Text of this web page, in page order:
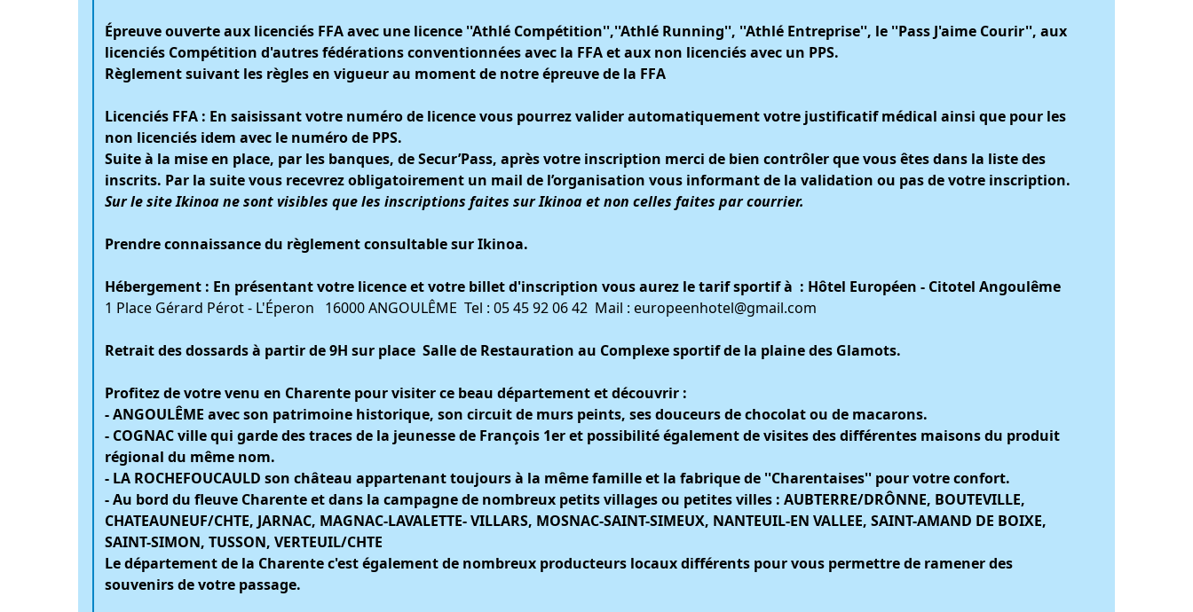
Épreuve ouverte aux licenciés FFA avec une licence ''Athlé Compétition'',''Athlé Running'', ''Athlé Entreprise'', le ''Pass J'aime Courir'', aux
licenciés Compétition d'autres fédérations conventionnées avec la FFA et aux non licenciés avec un PPS.
Règlement suivant les règles en vigueur au moment de notre épreuve de la FFA
Licenciés FFA : En saisissant votre numéro de licence vous pourrez valider automatiquement votre justificatif médical ainsi que pour les
non licenciés idem avec le numéro de PPS.
Suite à la mise en place, par les banques, de Secur’Pass, après votre inscription merci de bien contrôler que vous êtes dans la liste des
inscrits. Par la suite vous recevrez obligatoirement un mail de l’organisation vous informant de la validation ou pas de votre inscription.
Sur le site Ikinoa ne sont visibles que les inscriptions faites sur Ikinoa et non celles faites par courrier.
Prendre connaissance du règlement consultable sur Ikinoa.
Hébergement : En présentant votre licence et votre billet d'inscription vous aurez le tarif sportif à : Hôtel Européen - Citotel Angoulême
1 Place Gérard Pérot - L'Éperon 16000 ANGOULÊME Tel : 05 45 92 06 42 Mail : europeenhotel@gmail.com
Retrait des dossards à partir de 9H sur place Salle de Restauration au Complexe sportif de la plaine des Glamots.
Profitez de votre venu en Charente pour visiter ce beau département et découvrir :
- ANGOULÊME avec son patrimoine historique, son circuit de murs peints, ses douceurs de chocolat ou de macarons.
- COGNAC ville qui garde des traces de la jeunesse de François 1er et possibilité également de visites des différentes maisons du produit
régional du même nom.
- LA ROCHEFOUCAULD son château appartenant toujours à la même famille et la fabrique de ''Charentaises'' pour votre confort.
- Au bord du fleuve Charente et dans la campagne de nombreux petits villages ou petites villes : AUBTERRE/DRÔNNE, BOUTEVILLE,
CHATEAUNEUF/CHTE, JARNAC, MAGNAC-LAVALETTE- VILLARS, MOSNAC-SAINT-SIMEUX, NANTEUIL-EN VALLEE, SAINT-AMAND DE BOIXE,
SAINT-SIMON, TUSSON, VERTEUIL/CHTE
Le département de la Charente c'est également de nombreux producteurs locaux différents pour vous permettre de ramener des
souvenirs de votre passage.